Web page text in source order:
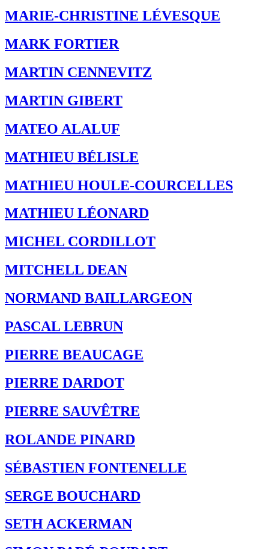
MARIE-CHRISTINE LÉVESQUE
MARK FORTIER
MARTIN CENNEVITZ
MARTIN GIBERT
MATEO ALALUF
MATHIEU BÉLISLE
MATHIEU HOULE-COURCELLES
MATHIEU LÉONARD
MICHEL CORDILLOT
MITCHELL DEAN
NORMAND BAILLARGEON
PASCAL LEBRUN
PIERRE BEAUCAGE
PIERRE DARDOT
PIERRE SAUVÊTRE
ROLANDE PINARD
SÉBASTIEN FONTENELLE
SERGE BOUCHARD
SETH ACKERMAN